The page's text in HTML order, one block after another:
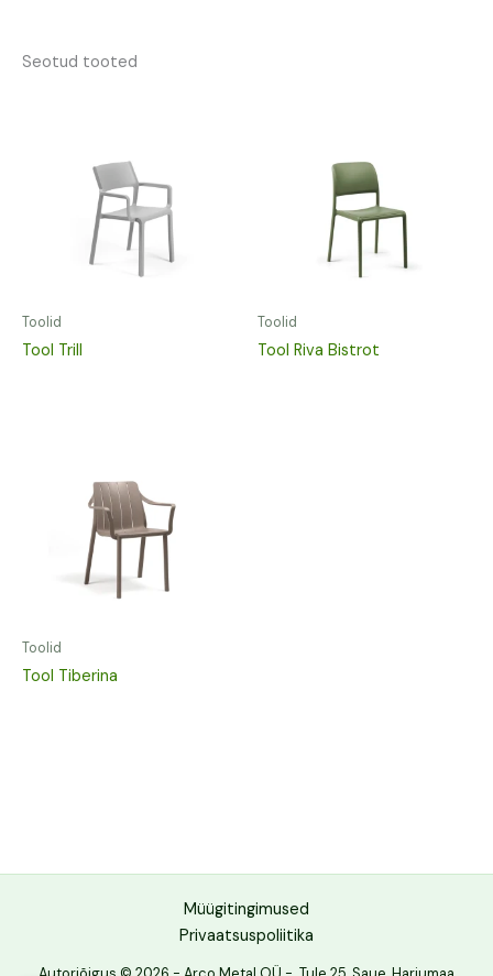
Seotud tooted
Toolid
Tool Trill
Toolid
Tool Riva Bistrot
Toolid
Tool Tiberina
Müügitingimused
Privaatsuspoliitika